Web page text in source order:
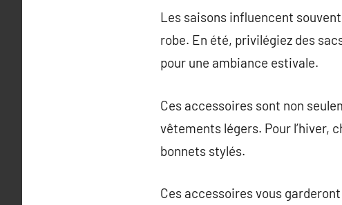
Les saisons influencent
robe. En été, privilégiez des
pour une ambiance estivale.
Ces accessoires sont non
vêtements légers. Pour l’hiver,
bonnets stylés.
Ces accessoires vous